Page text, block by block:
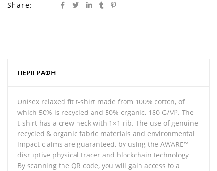
Share:
ΠΕΡΙΓΡΑΦΉ
Unisex relaxed fit t-shirt made from 100% cotton, of
which 50% is recycled and 50% organic, 180 G/M². The
t-shirt has a crew neck with 1×1 rib. The use of genuine
recycled & organic fabric materials and environmental
impact claims are guaranteed, by using the AWARE™
disruptive physical tracer and blockchain technology.
By scanning the QR code, you will gain access to a